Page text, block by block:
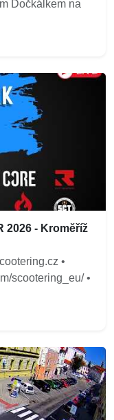
Dočkálkem na
2026 - Kroměříž
•
scootering_eu/ •